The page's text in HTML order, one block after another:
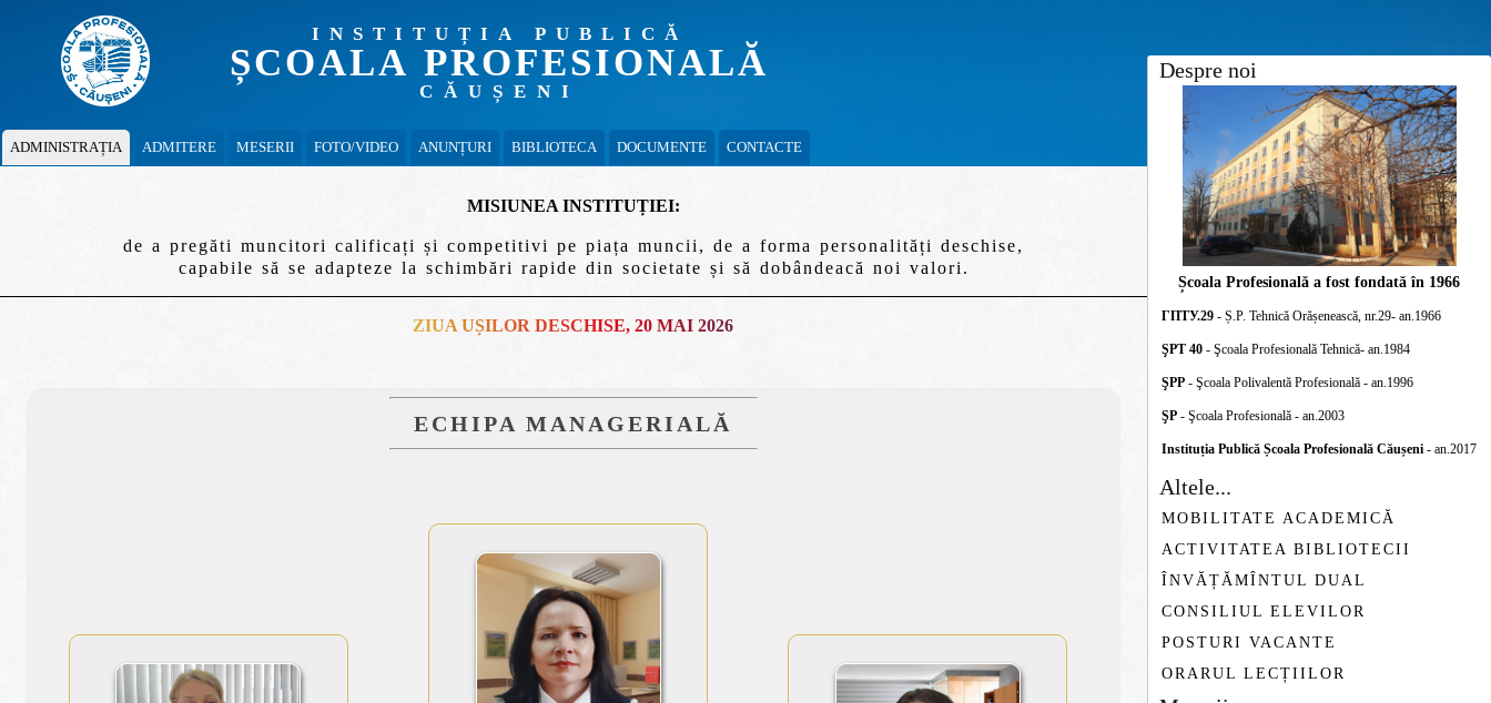
INSTITUȚIA PUBLICĂ
ȘCOALA PROFESIONALĂ
CĂUȘENI
ADMINISTRAȚIA ADMITERE MESERII FOTO/VIDEO ANUNȚURI BIBLIOTECA DOCUMENTE CONTACTE
Despre noi
Școala Profesională a fost fondată în 1966
ГПТУ.29- Ș.P. Tehnică Orășenească, nr.29- an.1966
ŞPT 40- Şcoala Profesională Tehnică- an.1984
ŞPP- Şcoala Polivalentă Profesională - an.1996
ŞP- Şcoala Profesională - an.2003
Instituția Publică Școala Profesională Căușeni- an.2017
Altele...
MOBILITATE ACADEMICĂ
ACTIVITATEA BIBLIOTECII
ÎNVĂȚĂMÎNTUL DUAL
CONSILIUL ELEVILOR
POSTURI VACANTE
ORARUL LECȚIILOR
MISIUNEA INSTITUȚIEI:
de a pregăti muncitori calificați și competitivi pe piața muncii, de a forma personalități deschise,
capabile să se adapteze la schimbări rapide din societate și să dobândeacă noi valori.
ZIUA UȘILOR DESCHISE, 20 MAI 2026
ECHIPA MANAGERIALĂ